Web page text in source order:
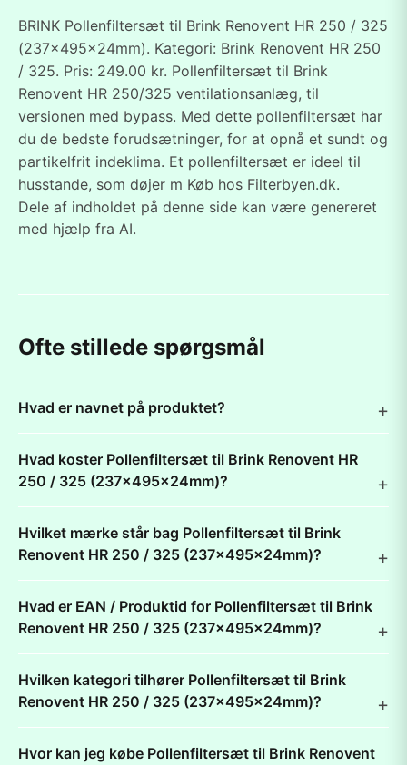
BRINK Pollenfiltersæt til Brink Renovent HR 250 / 325
(237x495x24mm). Kategori: Brink Renovent HR 250
/ 325. Pris: 249.00 kr. Pollenfiltersæt til Brink
Renovent HR 250/325 ventilationsanlæg, til
versionen med bypass. Med dette pollenfiltersæt har
du de bedste forudsætninger, for at opnå et sundt og
partikelfrit indeklima. Et pollenfiltersæt er ideel til
husstande, som døjer m Køb hos Filterbyen.dk.
Dele af indholdet på denne side kan være genereret
med hjælp fra AI.
Ofte stillede spørgsmål
Hvad er navnet på produktet?
Hvad koster Pollenfiltersæt til Brink Renovent HR
250 / 325 (237x495x24mm)?
Hvilket mærke står bag Pollenfiltersæt til Brink
Renovent HR 250 / 325 (237x495x24mm)?
Hvad er EAN / Produktid for Pollenfiltersæt til Brink
Renovent HR 250 / 325 (237x495x24mm)?
Hvilken kategori tilhører Pollenfiltersæt til Brink
Renovent HR 250 / 325 (237x495x24mm)?
Hvor kan jeg købe Pollenfiltersæt til Brink Renovent